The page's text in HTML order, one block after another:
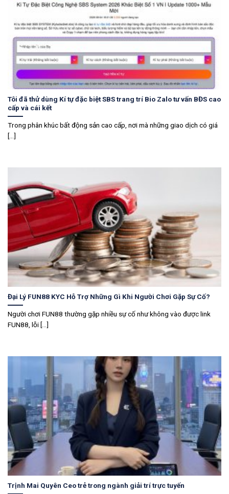
Tôi đã thử dùng Kí tự đặc biệt SBS trang trí Bio Zalo tư vấn BĐS cao
cấp và cái kết
Trong phân khúc bất động sản cao cấp, nơi mà những giao dịch có giá
[...]
Đại Lý FUN88 KYC Hỗ Trợ Những Gì Khi Người Chơi Gặp Sự Cố?
Người chơi FUN88 thường gặp nhiều sự cố như không vào được link
FUN88, lỗi [...]
Trịnh Mai Quyên Ceo trẻ trong ngành giải trí trực tuyến